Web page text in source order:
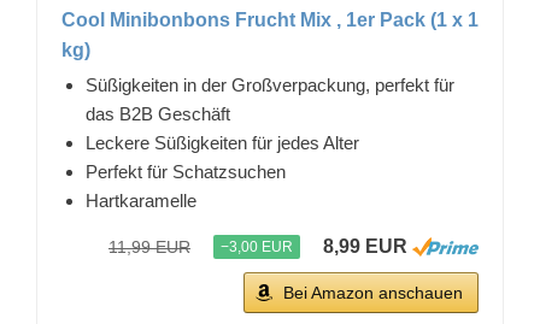
Cool Minibonbons Frucht Mix , 1er Pack (1 x 1
kg)
Süßigkeiten in der Großverpackung, perfekt für
das B2B Geschäft
Leckere Süßigkeiten für jedes Alter
Perfekt für Schatzsuchen
Hartkaramelle
11,99 EUR −3,00 EUR 8,99 EUR
Bei Amazon anschauen